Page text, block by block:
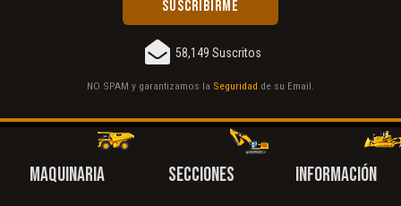
58,149 Suscritos
NO SPAM y garantizamos la Seguridad de su Email.
MAQUINARIA
SECCIONES
INFORMACIÓN